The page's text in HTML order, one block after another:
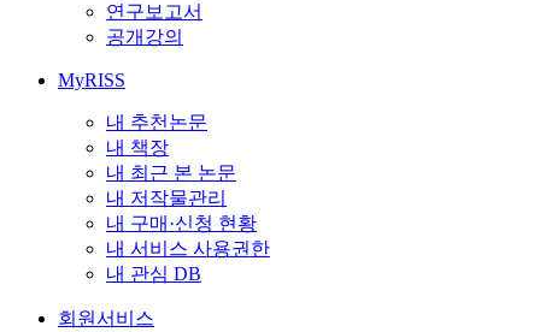
연구보고서
공개강의
MyRISS
내 추천논문
내 책장
내 최근 본 논문
내 저작물관리
내 구매·신청 현황
내 서비스 사용권한
내 관심 DB
회원서비스